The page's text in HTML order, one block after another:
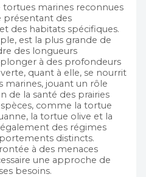
tortues marines reconnues
présentant des
des habitats spécifiques.
est la plus grande de
des longueurs
à des profondeurs
quant à elle, se nourrit
jouant un rôle
de la santé des prairies
comme la tortue
la tortue olive et la
des régimes
distincts.
à des menaces
une approche de
besoins.